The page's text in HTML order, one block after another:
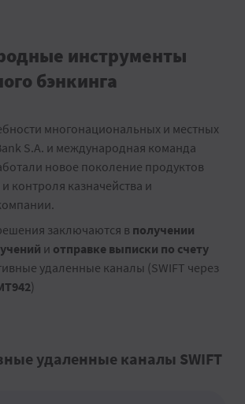
инструменты
бэнкинга
многонациональных и местных
S.A. и международная команда
новое поколение продуктов
контроля казначейства и
заключаются в получении
и отправке выписки по счету
удаленные каналы (SWIFT через
)
удаленные каналы SWIFT